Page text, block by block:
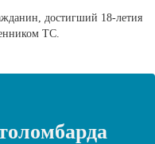
достигший 18-летия
ТС.